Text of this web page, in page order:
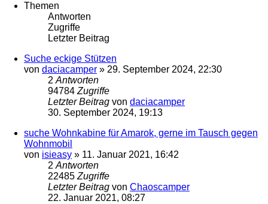
Themen
Antworten
Zugriffe
Letzter Beitrag
Suche eckige Stützen
von daciacamper » 29. September 2024, 22:30
2 Antworten
94784 Zugriffe
Letzter Beitrag von daciacamper
30. September 2024, 19:13
suche Wohnkabine für Amarok, gerne im Tausch gegen
Wohnmobil
von isieasy » 11. Januar 2021, 16:42
2 Antworten
22485 Zugriffe
Letzter Beitrag von Chaoscamper
22. Januar 2021, 08:27